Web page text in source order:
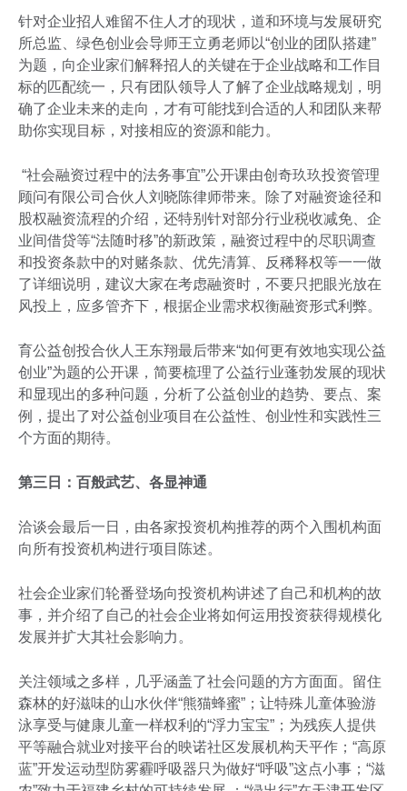
针对企业招人难留不住人才的现状，道和环境与发展研究
所总监、绿色创业会导师王立勇老师以“创业的团队搭建”
为题，向企业家们解释招人的关键在于企业战略和工作目
标的匹配统一，只有团队领导人了解了企业战略规划，明
确了企业未来的走向，才有可能找到合适的人和团队来帮
助你实现目标，对接相应的资源和能力。
“社会融资过程中的法务事宜”公开课由创奇玖玖投资管理
顾问有限公司合伙人刘晓陈律师带来。除了对融资途径和
股权融资流程的介绍，还特别针对部分行业税收减免、企
业间借贷等“法随时移”的新政策，融资过程中的尽职调查
和投资条款中的对赌条款、优先清算、反稀释权等一一做
了详细说明，建议大家在考虑融资时，不要只把眼光放在
风投上，应多管齐下，根据企业需求权衡融资形式利弊。
育公益创投合伙人王东翔最后带来“如何更有效地实现公益
创业”为题的公开课，简要梳理了公益行业蓬勃发展的现状
和显现出的多种问题，分析了公益创业的趋势、要点、案
例，提出了对公益创业项目在公益性、创业性和实践性三
个方面的期待。
第三日：百般武艺、各显神通
洽谈会最后一日，由各家投资机构推荐的两个入围机构面
向所有投资机构进行项目陈述。
社会企业家们轮番登场向投资机构讲述了自己和机构的故
事，并介绍了自己的社会企业将如何运用投资获得规模化
发展并扩大其社会影响力。
关注领域之多样，几乎涵盖了社会问题的方方面面。留住
森林的好滋味的山水伙伴“熊猫蜂蜜”；让特殊儿童体验游
泳享受与健康儿童一样权利的“浮力宝宝”；为残疾人提供
平等融合就业对接平台的映诺社区发展机构天平作；“高原
蓝”开发运动型防雾霾呼吸器只为做好“呼吸”这点小事；“滋